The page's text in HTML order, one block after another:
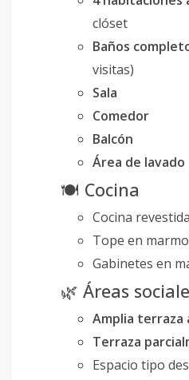
clóset
Baños
visitas)
Sala
Comedor
Balcón
Área de lavado
🍽 Cocina
Cocina
Tope en
Gabinetes en
🌿 Áreas
Amplia terraza
Terraza
Espacio tipo